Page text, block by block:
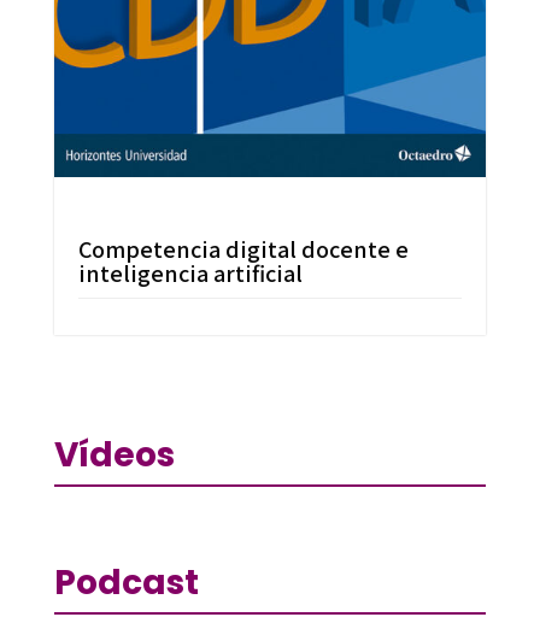
Competencia digital docente e
inteligencia artificial
Vídeos
Podcast